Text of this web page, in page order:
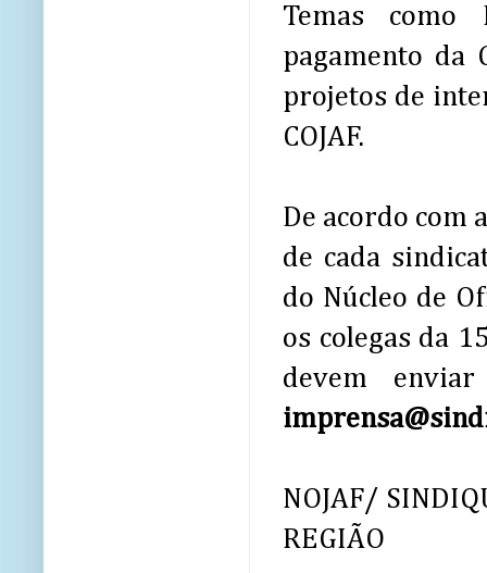
Temas como
pagamento da
projetos de
COJAF.
De acordo com
de cada
do Núcleo de
os colegas da
devem
NOJAF/
REGIÃO